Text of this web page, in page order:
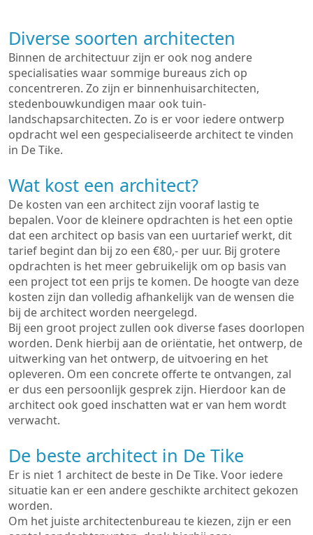
Diverse soorten architecten
Binnen de architectuur zijn er ook nog andere
specialisaties waar sommige bureaus zich op
concentreren. Zo zijn er binnenhuisarchitecten,
stedenbouwkundigen maar ook tuin-
landschapsarchitecten. Zo is er voor iedere ontwerp
opdracht wel een gespecialiseerde architect te vinden
in De Tike.
Wat kost een architect?
De kosten van een architect zijn vooraf lastig te
bepalen. Voor de kleinere opdrachten is het een optie
dat een architect op basis van een uurtarief werkt, dit
tarief begint dan bij zo een €80,- per uur. Bij grotere
opdrachten is het meer gebruikelijk om op basis van
een project tot een prijs te komen. De hoogte van deze
kosten zijn dan volledig afhankelijk van de wensen die
bij de architect worden neergelegd.
Bij een groot project zullen ook diverse fases doorlopen
worden. Denk hierbij aan de oriëntatie, het ontwerp, de
uitwerking van het ontwerp, de uitvoering en het
opleveren. Om een concrete offerte te ontvangen, zal
er dus een persoonlijk gesprek zijn. Hierdoor kan de
architect ook goed inschatten wat er van hem wordt
verwacht.
De beste architect in De Tike
Er is niet 1 architect de beste in De Tike. Voor iedere
situatie kan er een andere geschikte architect gekozen
worden.
Om het juiste architectenbureau te kiezen, zijn er een